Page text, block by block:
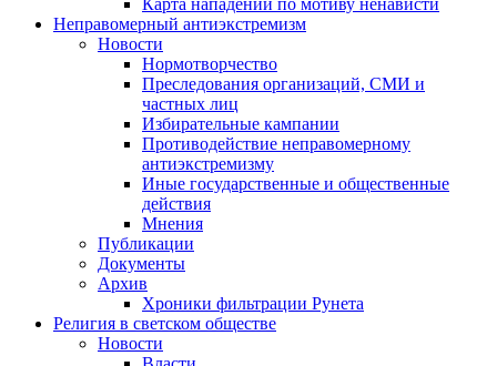
Карта нападений по мотиву ненависти
Неправомерный антиэкстремизм
Новости
Нормотворчество
Преследования организаций, СМИ и
частных лиц
Избирательные кампании
Противодействие неправомерному
антиэкстремизму
Иные государственные и общественные
действия
Мнения
Публикации
Документы
Архив
Хроники фильтрации Рунета
Религия в светском обществе
Новости